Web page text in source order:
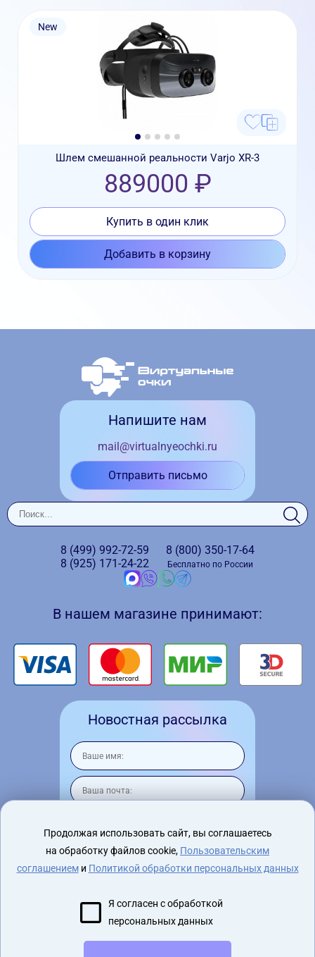
New
Шлем смешанной реальности Varjo XR-3
889000 ₽
Купить в один клик
Добавить в корзину
Напишите нам
mail@virtualnyeochki.ru
Отправить письмо
8 (499) 992-72-59
8 (925) 171-24-22
8 (800) 350-17-64
Бесплатно по России
В нашем магазине принимают:
Новостная рассылка
Я согласен на обработку персональных
данных
2015 - 2026 virtualnyeochki.ru
Продолжая использовать сайт, вы соглашаетесь
на обработку файлов cookie, Пользовательским
соглашениеми Политикой обработки персональных данных
Я согласен с обработкой
персональных данных